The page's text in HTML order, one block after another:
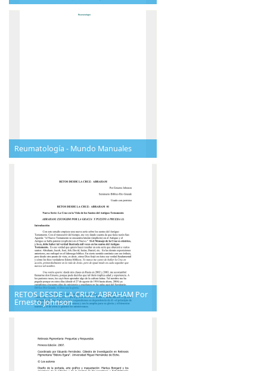
Reumatología - Mundo Manuales
RETOS DESDE LA CRUZ: ABRAHAM Por
Ernesto Johnson